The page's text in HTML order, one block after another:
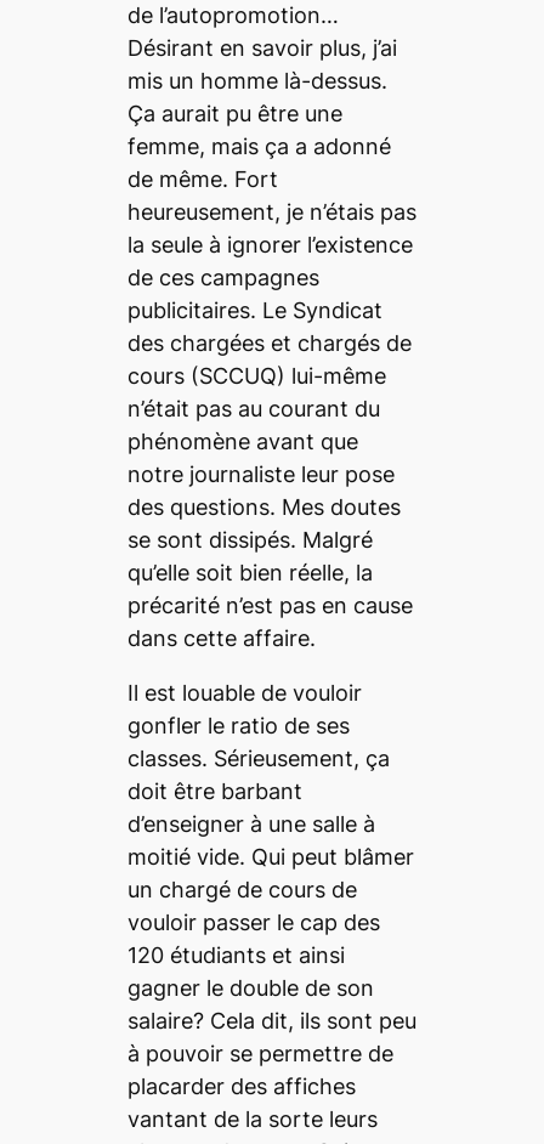
de l’autopromotion…
Désirant en savoir plus, j’ai
mis un homme là-dessus.
Ça aurait pu être une
femme, mais ça a adonné
de même. Fort
heureusement, je n’étais pas
la seule à ignorer l’existence
de ces campagnes
publicitaires. Le Syndicat
des chargées et chargés de
cours (SCCUQ) lui-même
n’était pas au courant du
phénomène avant que
notre journaliste leur pose
des questions. Mes doutes
se sont dissipés. Malgré
qu’elle soit bien réelle, la
précarité n’est pas en cause
dans cette affaire.
Il est louable de vouloir
gonfler le ratio de ses
classes. Sérieusement, ça
doit être barbant
d’enseigner à une salle à
moitié vide. Qui peut blâmer
un chargé de cours de
vouloir passer le cap des
120 étudiants et ainsi
gagner le double de son
salaire? Cela dit, ils sont peu
à pouvoir se permettre de
placarder des affiches
vantant de la sorte leurs